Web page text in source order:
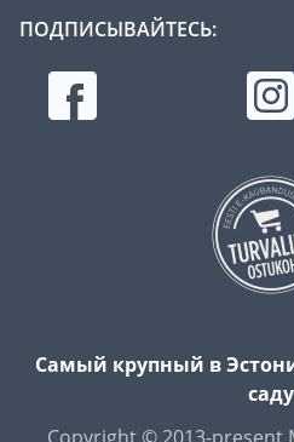
ПОДПИСЫВАЙТЕСЬ:
Самый крупный в
саду